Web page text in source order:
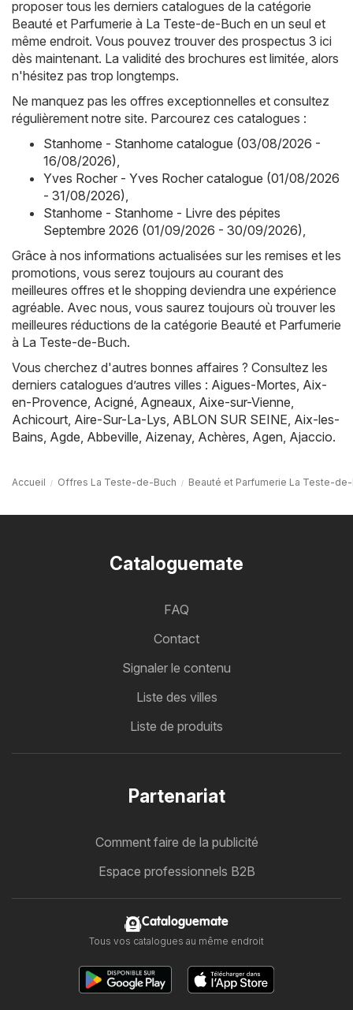
proposer tous les derniers catalogues de la catégorie
Beauté et Parfumerie à La Teste-de-Buch en un seul et
même endroit. Vous pouvez trouver des prospectus 3 ici
dès maintenant. La validité des brochures est limitée, alors
n'hésitez pas trop longtemps.
Ne manquez pas les offres exceptionnelles et consultez
régulièrement notre site. Parcourez ces catalogues :
Stanhome - Stanhome catalogue (03/08/2026 -
16/08/2026),
Yves Rocher - Yves Rocher catalogue (01/08/2026
- 31/08/2026),
Stanhome - Stanhome - Livre des pépites
Septembre 2026 (01/09/2026 - 30/09/2026),
Grâce à nos informations actualisées sur les remises et les
promotions, vous serez toujours au courant des
meilleures offres et le shopping deviendra une expérience
agréable. Avec nous, vous saurez toujours où trouver les
meilleures réductions de la catégorie Beauté et Parfumerie
à La Teste-de-Buch.
Vous cherchez d'autres bonnes affaires ? Consultez les
derniers catalogues d’autres villes : Aigues-Mortes, Aix-
en-Provence, Acigné, Agneaux, Aixe-sur-Vienne,
Achicourt, Aire-Sur-La-Lys, ABLON SUR SEINE, Aix-les-
Bains, Agde, Abbeville, Aizenay, Achères, Agen, Ajaccio.
Accueil Offres La Teste-de-Buch Beauté et Parfumerie La Teste-
Cataloguemate
FAQ
Contact
Signaler le contenu
Liste des villes
Liste de produits
Partenariat
Comment faire de la publicité
Espace professionnels B2B
Cataloguemate
Tous vos catalogues au même endroit